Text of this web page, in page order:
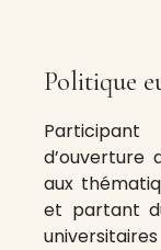
Politique
d’ouverture
aux
et partant